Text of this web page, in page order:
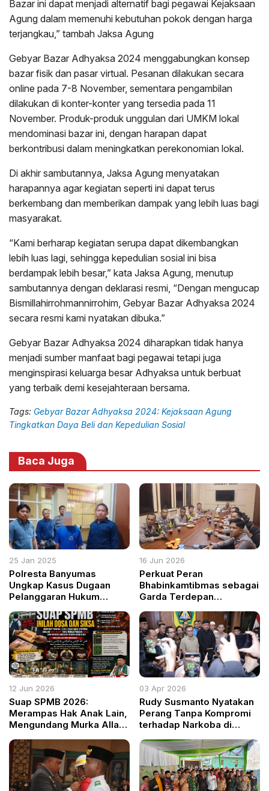
Bazar ini dapat menjadi alternatif bagi pegawai Kejaksaan
Agung dalam memenuhi kebutuhan pokok dengan harga
terjangkau,” tambah Jaksa Agung
Gebyar Bazar Adhyaksa 2024 menggabungkan konsep
bazar fisik dan pasar virtual. Pesanan dilakukan secara
online pada 7-8 November, sementara pengambilan
dilakukan di konter-konter yang tersedia pada 11
November. Produk-produk unggulan dari UMKM lokal
mendominasi bazar ini, dengan harapan dapat
berkontribusi dalam meningkatkan perekonomian lokal.
Di akhir sambutannya, Jaksa Agung menyatakan
harapannya agar kegiatan seperti ini dapat terus
berkembang dan memberikan dampak yang lebih luas bagi
masyarakat.
“Kami berharap kegiatan serupa dapat dikembangkan
lebih luas lagi, sehingga kepedulian sosial ini bisa
berdampak lebih besar,” kata Jaksa Agung, menutup
sambutannya dengan deklarasi resmi, “Dengan mengucap
Bismillahirrohmannirrohim, Gebyar Bazar Adhyaksa 2024
secara resmi kami nyatakan dibuka.”
Gebyar Bazar Adhyaksa 2024 diharapkan tidak hanya
menjadi sumber manfaat bagi pegawai tetapi juga
menginspirasi keluarga besar Adhyaksa untuk berbuat
yang terbaik demi kesejahteraan bersama.
Tags: Gebyar Bazar Adhyaksa 2024: Kejaksaan Agung
Tingkatkan Daya Beli dan Kepedulian Sosial
Baca Juga
25 Jan 2025
Polresta Banyumas
Ungkap Kasus Dugaan
Pelanggaran Hukum
16 Jun 2026
Perkuat Peran
Bhabinkamtibmas sebagai
Garda Terdepan
Polres Ogan Ilir Ikuti
Arahan Kakorbinmas
Baharkam Polri
12 Jun 2026
Suap SPMB 2026:
Merampas Hak Anak Lain,
Mengundang Murka Allah,
Depan Pendidikan Bangsa
03 Apr 2026
Rudy Susmanto Nyatakan
Perang Tanpa Kompromi
terhadap Narkoba di